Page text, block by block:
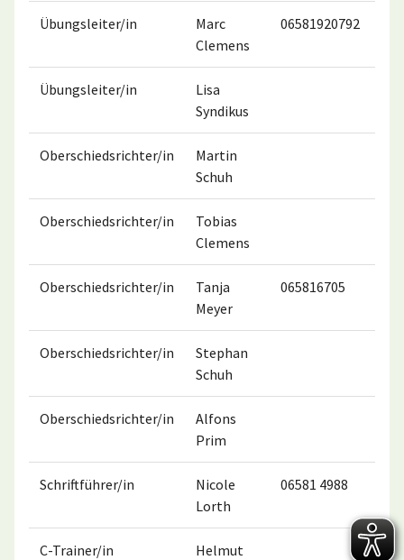
Übungsleiter/in
Marc
Clemens
06581920792
Übungsleiter/in
Lisa
Syndikus
Oberschiedsrichter/in
Martin
Schuh
Oberschiedsrichter/in
Tobias
Clemens
Oberschiedsrichter/in
Tanja
Meyer
065816705
Oberschiedsrichter/in
Stephan
Schuh
Oberschiedsrichter/in
Alfons
Prim
Schriftführer/in
Nicole
Lorth
06581 4988
C-Trainer/in
Helmut